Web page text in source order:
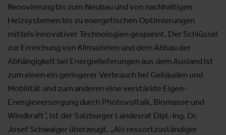
Renovierung bis zum Neubau und von nachhaltigen
Heizsystemen bis zu energetischen Optimierungen
mittels innovativer Technologien gespannt. Der Schlüssel
zur Erreichung von Klimazielen und dem Abbau der
Abhängigkeit bei Energielieferungen aus dem Ausland ist
zum einen ein geringerer Verbrauch bei Gebäuden und
Mobilität und zum anderen eine verstärkte Eigen-
Energieversorgung durch Photovoltaik, Biomasse und
Windkraft”, ist der Salzburger Landesrat Dipl.-Ing. Dr.
Josef Schwaiger überzeugt. „Als ressortzuständiger